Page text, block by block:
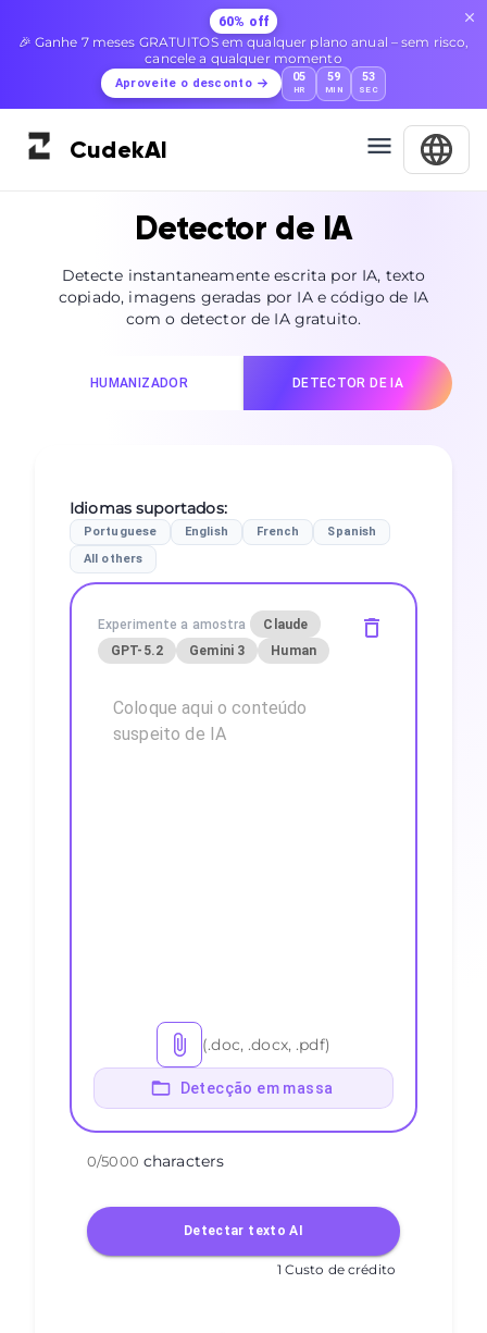
60% off
🎉 Ganhe 7 meses GRATUITOS em qualquer plano anual – sem risco,
cancele a qualquer momento
Aproveite o desconto 05
HR
59
MIN
51
SEC
CudekAI
Detector de IA
Detecte instantaneamente escrita por IA, texto
copiado, imagens geradas por IA e código de IA
com o detector de IA gratuito.
HUMANIZADOR DETECTOR DE IA
Idiomas suportados:
Portuguese English French
Spanish
All others
Experimente a amostra
Claude
GPT-5.2
Gemini 3 Human
(.doc, .docx, .pdf)
Detecção em massa
0/5000 characters
Detectar texto AI
1 Custo de crédito